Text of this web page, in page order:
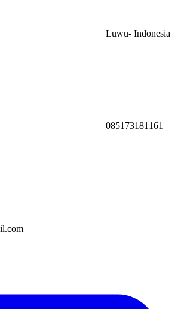
Luwu- Indonesia
085173181161